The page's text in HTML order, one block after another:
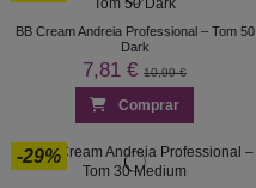
BB Cream Andreia Professional – Tom 50
Dark
7,81 € 10,99 €
Comprar
-29%